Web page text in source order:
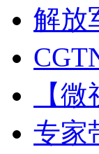
解放
【
专家